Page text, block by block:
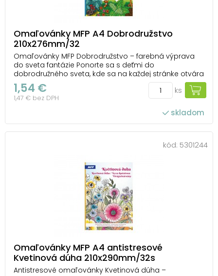
Omaľovánky MFP A4 Dobrodružstvo
210x276mm/32
Omaľovánky MFP Dobrodružstvo – farebná výprava
do sveta fantázie Ponorte sa s deťmi do
dobrodružného sveta, kde sa na každej stránke otvára
nový príbeh. V omaľovánkach MFP Dobrodružstvo
nájdu malí objavitelia všetko – od tajomných zákutí
džungle cez exotické zvieratá až po kúzelné rastliny, kt...
1,54 €
1,47 € bez DPH
ks
skladom
kód: 5301244
Omaľovánky MFP A4 antistresové
Kvetinová dúha 210x290mm/32s
Antistresové omaľovánky Kvetinová dúha –